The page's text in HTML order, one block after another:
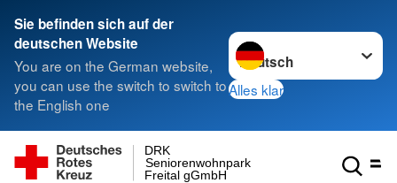
Sie befinden sich auf der
deutschen Website
You are on the German website,
you can use the switch to switch to
the English one
Sprache wechseln zu
Alles klar
Freital gGmbH
Seniorenwohnpark
DRK